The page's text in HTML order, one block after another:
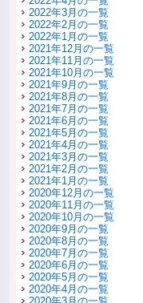
2022年3月の一覧
2022年2月の一覧
2022年1月の一覧
2021年12月の一覧
2021年11月の一覧
2021年10月の一覧
2021年9月の一覧
2021年8月の一覧
2021年7月の一覧
2021年6月の一覧
2021年5月の一覧
2021年4月の一覧
2021年3月の一覧
2021年2月の一覧
2021年1月の一覧
2020年12月の一覧
2020年11月の一覧
2020年10月の一覧
2020年9月の一覧
2020年8月の一覧
2020年7月の一覧
2020年6月の一覧
2020年5月の一覧
2020年4月の一覧